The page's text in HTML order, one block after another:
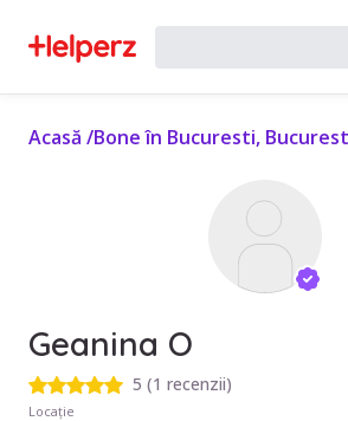
Acasă /Bone în Bucuresti,
Geanina O
5 (1 recenzii)
Locație